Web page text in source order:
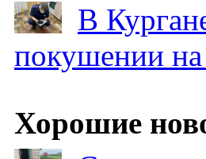
В
покушении на
Хорошие